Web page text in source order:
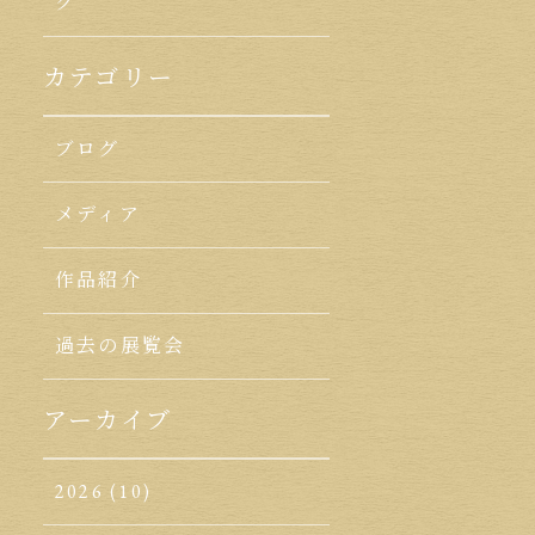
カテゴリー
ブログ
メディア
作品紹介
過去の展覧会
アーカイブ
2026 (10)